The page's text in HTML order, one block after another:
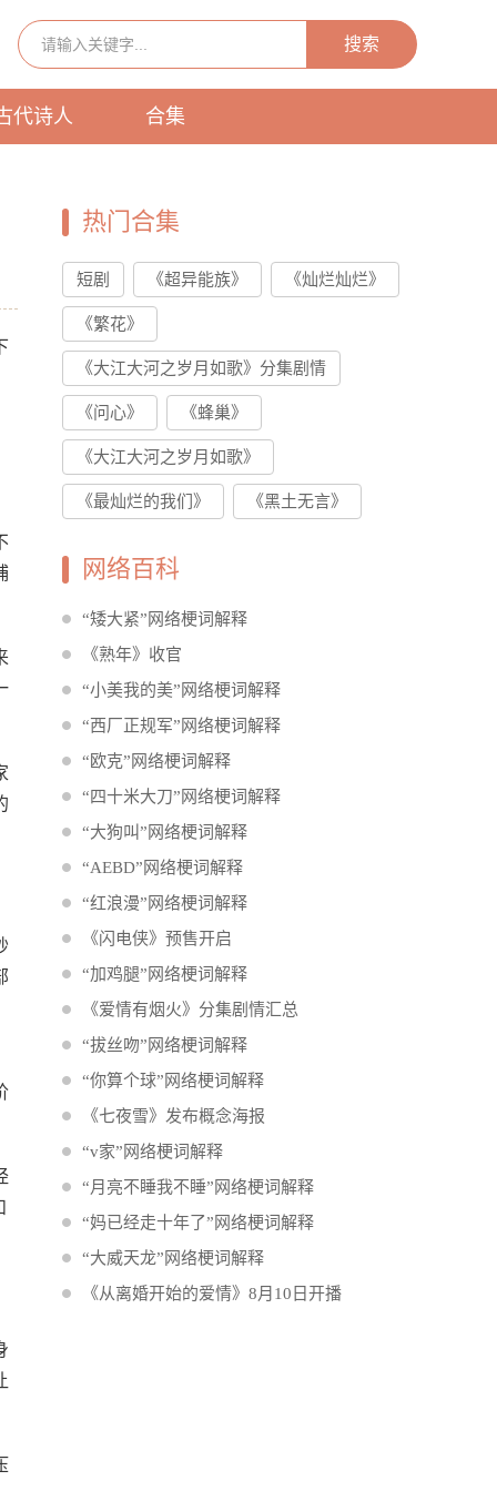
搜索
代诗人 合集
热门合集
短剧 《超异能族》 《灿烂灿烂》
《繁花》
《大江大河之岁月如歌》分集剧情
《问心》 《蜂巢》
《大江大河之岁月如歌》
《最灿烂的我们》 《黑土无言》
网络百科
“矮大紧”网络梗词解释
《熟年》收官
“小美我的美”网络梗词解释
“西厂正规军”网络梗词解释
“欧克”网络梗词解释
“四十米大刀”网络梗词解释
“大狗叫”网络梗词解释
“AEBD”网络梗词解释
“红浪漫”网络梗词解释
《闪电侠》预售开启
“加鸡腿”网络梗词解释
《爱情有烟火》分集剧情汇总
“拔丝吻”网络梗词解释
“你算个球”网络梗词解释
《七夜雪》发布概念海报
“v家”网络梗词解释
“月亮不睡我不睡”网络梗词解释
“妈已经走十年了”网络梗词解释
“大威天龙”网络梗词解释
《从离婚开始的爱情》8月10日开播